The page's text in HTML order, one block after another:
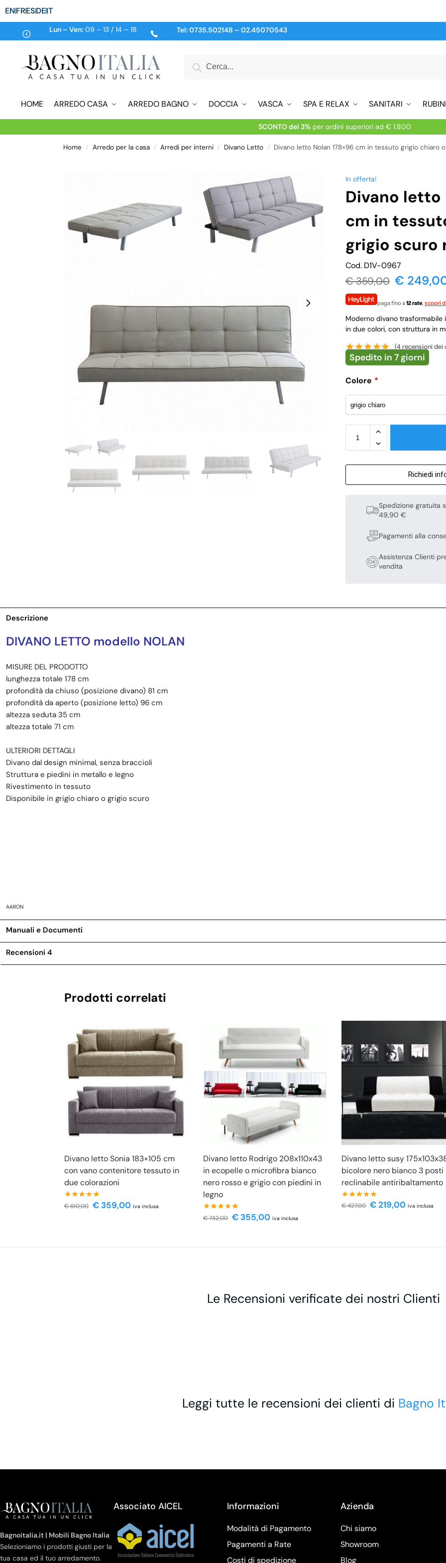
ENFRESDEIT
Lun – Ven:09 – 13 / 14 – 18 Tel:0735.502148 – 02.45070543
HOME ARREDO CASA ARREDO BAGNO DOCCIA VASCA SPA E RELAX SANITARI
SCONTO del 3%per ordini superiori ad € 1.800
Home / Arredo per la casa / Arredi per interni / Divano Letto / Divano letto Nolan 178×96 cm in tessuto grigio chiaro
In offerta!
Divano letto
cm in
grigio scuro
Cod. D1V-0967
€359,00 €
paga fino a12 rate, scopri
Moderno divano trasformabile
in due colori, con struttura in
(4 recensioni dei
Spedito in 7 giorni
Colore *
Richiedi
Spedizione gratuita
49,90 €
Pagamenti alla
Assistenza Clienti
vendita
Descrizione
DIVANO LETTO modello NOLAN
MISURE DEL PRODOTTO
lunghezza totale 178 cm
profondità da chiuso (posizione divano) 81 cm
profondità da aperto (posizione letto) 96 cm
altezza seduta 35 cm
altezza totale 71 cm
ULTERIORI DETTAGLI
Divano dal design minimal, senza braccioli
Struttura e piedini in metallo e legno
Rivestimento in tessuto
Disponibile in grigio chiaro o grigio scuro
AARON
Manuali e Documenti
Recensioni 4
Prodotti correlati
Divano letto Sonia 183×105 cm
con vano contenitore tessuto in
due colorazioni
€610,00 €359,00 iva inclusa
Divano letto Rodrigo 208x110x43
in ecopelle o microfibra bianco
nero rosso e grigio con piedini in
legno
€732,00 €355,00 iva inclusa
Divano letto susy
bicolore nero bianco 3 posti
reclinabile antiribaltamento
€427,00 €219,00 iva inclusa
Le Recensioni verificate dei nostri Clienti
Leggi tutte le recensioni dei clienti di Bagno
Bagnoitalia.it | Mobili Bagno Italia
Selezioniamo i prodotti giusti per la
tua casa ed il tuo arredamento.
Associato AICEL Informazioni
Modalità di Pagamento
Pagamenti a Rate
Costi di spedizione
Azienda
Chi siamo
Showroom
Blog